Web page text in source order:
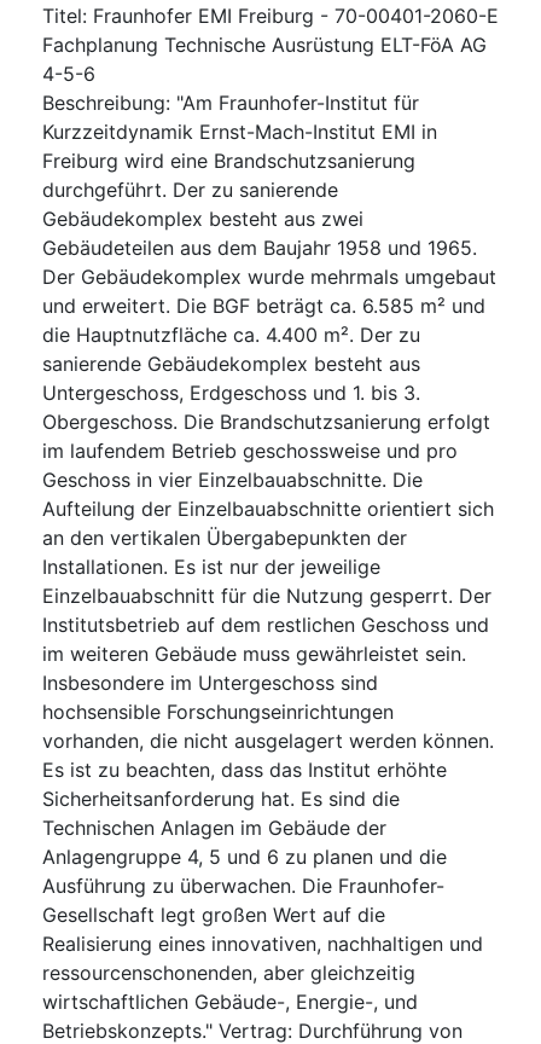
Titel: Fraunhofer EMI Freiburg - 70-00401-2060-E
Fachplanung Technische Ausrüstung ELT-FöA AG
4-5-6
Beschreibung: "Am Fraunhofer-Institut für
Kurzzeitdynamik Ernst-Mach-Institut EMI in
Freiburg wird eine Brandschutzsanierung
durchgeführt. Der zu sanierende
Gebäudekomplex besteht aus zwei
Gebäudeteilen aus dem Baujahr 1958 und 1965.
Der Gebäudekomplex wurde mehrmals umgebaut
und erweitert. Die BGF beträgt ca. 6.585 m² und
die Hauptnutzfläche ca. 4.400 m². Der zu
sanierende Gebäudekomplex besteht aus
Untergeschoss, Erdgeschoss und 1. bis 3.
Obergeschoss. Die Brandschutzsanierung erfolgt
im laufendem Betrieb geschossweise und pro
Geschoss in vier Einzelbauabschnitte. Die
Aufteilung der Einzelbauabschnitte orientiert sich
an den vertikalen Übergabepunkten der
Installationen. Es ist nur der jeweilige
Einzelbauabschnitt für die Nutzung gesperrt. Der
Institutsbetrieb auf dem restlichen Geschoss und
im weiteren Gebäude muss gewährleistet sein.
Insbesondere im Untergeschoss sind
hochsensible Forschungseinrichtungen
vorhanden, die nicht ausgelagert werden können.
Es ist zu beachten, dass das Institut erhöhte
Sicherheitsanforderung hat. Es sind die
Technischen Anlagen im Gebäude der
Anlagengruppe 4, 5 und 6 zu planen und die
Ausführung zu überwachen. Die Fraunhofer-
Gesellschaft legt großen Wert auf die
Realisierung eines innovativen, nachhaltigen und
ressourcenschonenden, aber gleichzeitig
wirtschaftlichen Gebäude-, Energie-, und
Betriebskonzepts." Vertrag: Durchführung von